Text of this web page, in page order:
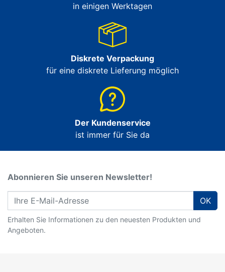
in einigen Werktagen
Diskrete Verpackung
für eine diskrete Lieferung möglich
Der Kundenservice
ist immer für Sie da
Abonnieren Sie unseren Newsletter!
OK
Erhalten Sie Informationen zu den neuesten Produkten und
Angeboten.